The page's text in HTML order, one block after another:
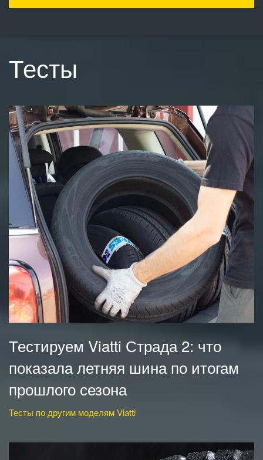
Тесты
Тестируем Viatti Страда 2: что
показала летняя шина по итогам
прошлого сезона
Тесты по другим моделям Viatti